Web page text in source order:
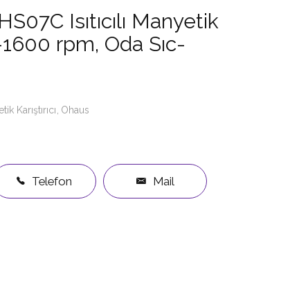
Isıtıcılı Manyetik
1600 rpm, Oda Sıc-
Karıştırıcı Ohaus
Telefon Mail